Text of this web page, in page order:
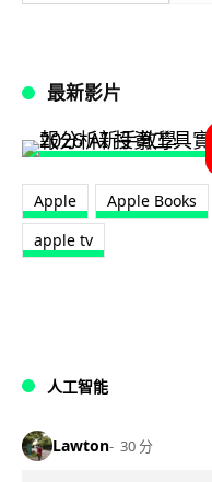
最新影片
Apple Apple Books
apple tv
人工智能
Lawton 30 分